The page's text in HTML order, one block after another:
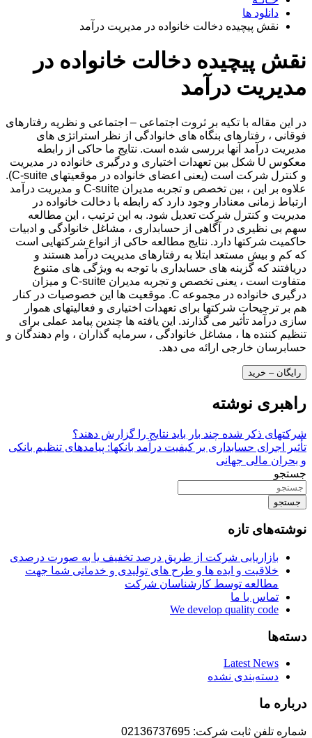
دانلود ها
نقش پیچیده دخالت خانواده در مدیریت درآمد
نقش پیچیده دخالت خانواده در
مدیریت درآمد
در این مقاله با تکیه بر ثروت اجتماعی – اجتماعی و نظریه رفتارهای
فوقانی ، رفتارهای بنگاه های خانوادگی از نظر استراتژی های
مدیریت درآمد آنها بررسی شده است. نتایج ما حاکی از رابطه
معکوس U شکل بین تعهدات اختیاری و درگیری خانواده در مدیریت
و کنترل شرکت است (یعنی اعضای خانواده در موقعیتهای C-suite).
علاوه بر این ، بین تخصص و تجربه مدیران C-suite و مدیریت درآمد
ارتباط زمانی معنادار وجود دارد که رابطه با دخالت خانواده در
مدیریت و کنترل شرکت تعدیل شود. به این ترتیب ، این مطالعه
سهم بی نظیری در آگاهی از حسابداری ، مشاغل خانوادگی و ادبیات
حاکمیت شرکتها دارد. نتایج مطالعه حاکی از انواع شرکتهایی است
که کم و بیش مستعد ابتلا به رفتارهای مدیریت درآمد هستند و
دریافتند که گزینه های حسابداری با توجه به ویژگی های متنوع
متفاوت است ، یعنی تخصص و تجربه مدیران C-suite و میزان
درگیری خانواده در مجموعه C. موقعیت ها این خصوصیات در کنار
هم بر ترجیحات شرکتها برای تعهدات اختیاری و فعالیتهای هموار
سازی درآمد تأثیر می گذارند. این یافته ها چندین پیامد عملی برای
تنظیم کننده ها ، مشاغل خانوادگی ، سرمایه گذاران ، وام دهندگان و
حسابرسان خارجی ارائه می دهد.
رایگان – خرید
راهبری نوشته
شرکتهای ذکر شده چند بار باید نتایج را گزارش دهند؟
تأثیر اجرای حسابداری بر کیفیت درآمد بانکها: پیامدهای تنظیم بانکی
و بحران مالی جهانی
جستجو
جستجو
نوشته‌های تازه
بازاریابی شرکت از طریق درصد تخفیف یا به صورت درصدی
خلاقیت و ایده ها و طرح های تولیدی و خدماتی شما جهت
مطالعه توسط کارشناسان شرکت
تماس با ما
We develop quality code
دسته‌ها
Latest News
دسته‌بندی نشده
درباره ما
شماره تلفن ثابت شرکت: 02136737695